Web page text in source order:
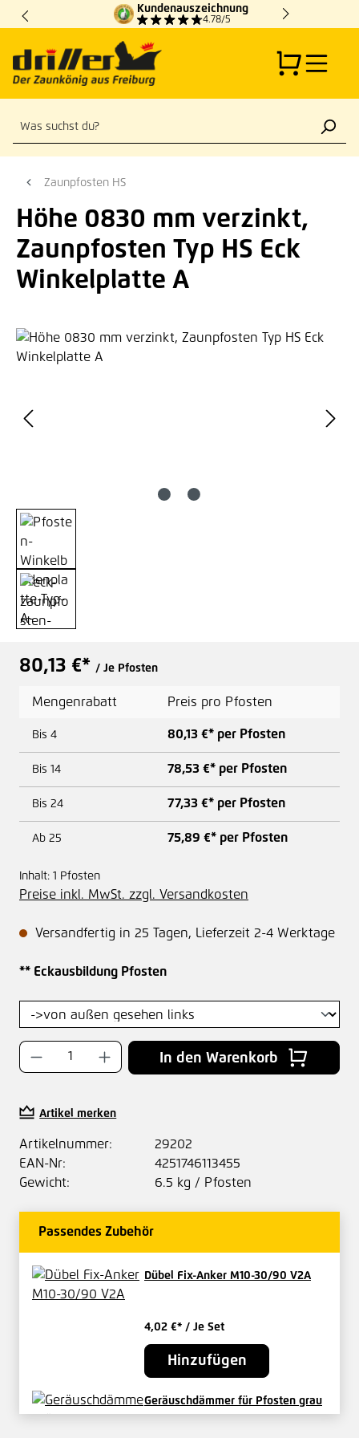
Zum Hauptinhalt springen
Kundenauszeichnung
4.78/5
Zaunpfosten HS
Höhe 0830 mm verzinkt,
Zaunpfosten Typ HS Eck
Winkelplatte A
Bildergalerie überspringen
80,13 €* / Je Pfosten
Mengenrabatt Preis pro Pfosten
Bis 4 80,13 €* per Pfosten
Bis 14 78,53 €* per Pfosten
Bis 24 77,33 €* per Pfosten
Ab 25 75,89 €* per Pfosten
Inhalt: 1 Pfosten
Preise inkl. MwSt. zzgl. Versandkosten
Versandfertig in 25 Tagen, Lieferzeit 2-4 Werktage
** Eckausbildung Pfostenauswählen
Produkt Anzahl: Gib den gewünschten
In den Warenkorb
Artikel merken
Artikelnummer:
29202
EAN-Nr:
4251746113455
Gewicht:
6.5 kg / Pfosten
Passendes Zubehör
Dübel Fix-Anker M10-30/90 V2A
4,02 €* / Je Set
Hinzufügen
Geräuschdämmer für Pfosten grau